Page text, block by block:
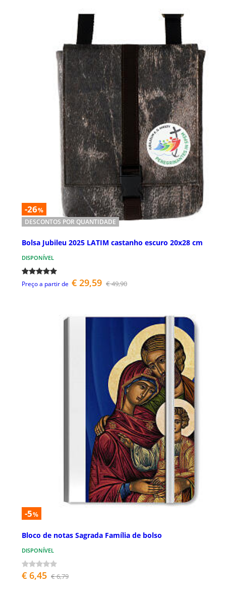
-26%
DESCONTOS POR QUANTIDADE
Bolsa Jubileu 2025 LATIM castanho escuro 20x28 cm
DISPONÍVEL
Preço a partir de € 29,59 € 49,90
-5%
Bloco de notas Sagrada Família de bolso
DISPONÍVEL
€ 6,45 € 6,79